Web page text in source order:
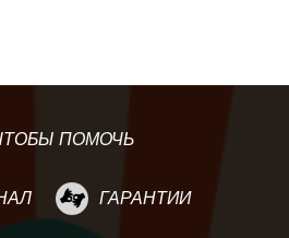
ПОМОЧЬ
ГАРАНТИИ